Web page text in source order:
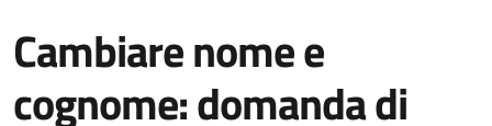
Cambiare nome e
cognome: domanda di